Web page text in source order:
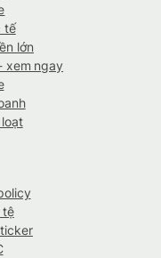
tế
lớn
xem ngay
tệ